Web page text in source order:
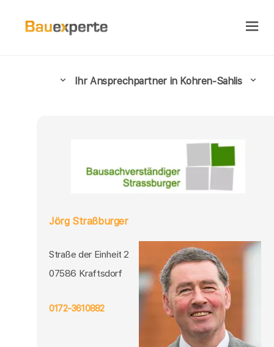
Ihr Ansprechpartner in Kohren-Sahlis
Jörg Straßburger
Straße der Einheit 2
07586 Kraftsdorf
0172-3610882